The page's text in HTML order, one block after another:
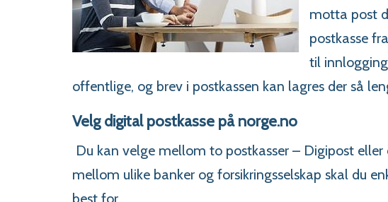
motta post
postkasse
til
offentlige, og brev i postkassen kan lagres der så
Velg digital postkasse på norge.no
Du kan velge mellom to postkasser – Digipost
mellom ulike banker og forsikringsselskap skal du
best for